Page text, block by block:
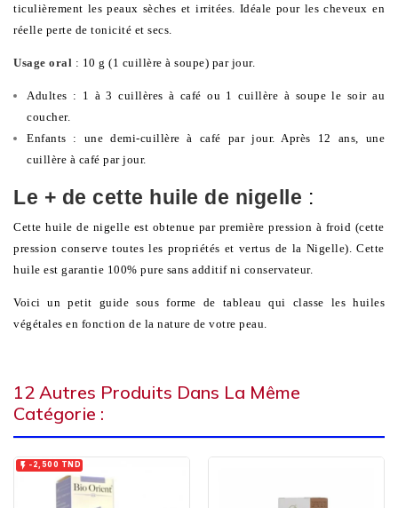
ticulièrement les peaux sèches et irritées. Idéale pour les cheveux en
réelle perte de tonicité et secs.
Usage oral : 10 g (1 cuillère à soupe) par jour.
Adultes : 1 à 3 cuillères à café ou 1 cuillère à soupe le soir au
coucher.
Enfants : une demi-cuillère à café par jour. Après 12 ans, une
cuillère à café par jour.
Le + de cette huile de nigelle :
Cette huile de nigelle est obtenue par première pression à froid (cette
pression conserve toutes les propriétés et vertus de la Nigelle). Cette
huile est garantie 100% pure sans additif ni conservateur.
Voici un petit guide sous forme de tableau qui classe les huiles
végétales en fonction de la nature de votre peau.
12 Autres Produits Dans La Même
Catégorie :
 -2,500 TND